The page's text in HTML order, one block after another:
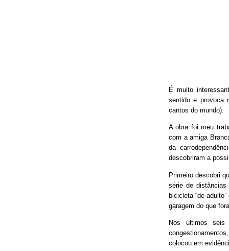
É muito
sentido e provoca
cantos do mundo).
A obra foi meu
com a amiga
da
descobriram a
Primeiro descobri
série de distâncias
bicicleta “de
garagem do que
Nos últimos seis
colocou em